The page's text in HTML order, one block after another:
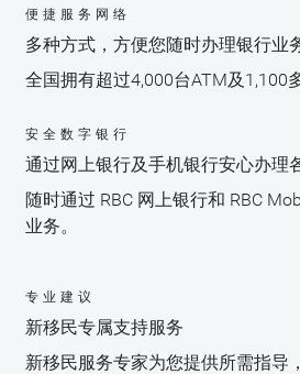
便捷服务网络
多种方式，方便您随时办理银行业
全国拥有超过4,000台ATM及1,100
安全数字银行
通过网上银行及手机银行安心办理
随时通过 RBC 网上银行和 RBC
业务。
专业建议
新移民专属支持服务
新移民服务专家为您提供所需指导